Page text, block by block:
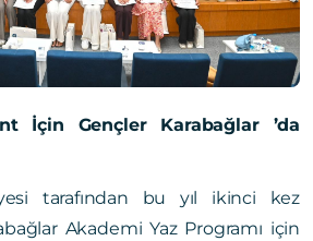
İçin Gençler Karabağlar ’da
tarafından bu yıl ikinci kez
Akademi Yaz Programı için